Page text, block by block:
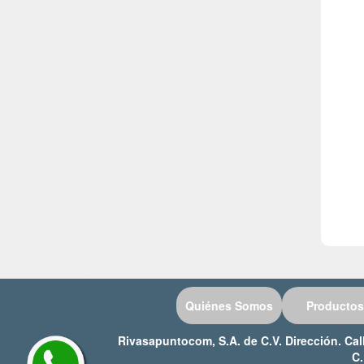
CROMATOGRAFO DE GASES
DENSITOMETROS
DESECADORES
Quiénes Somos Productos
Rivasapuntocom, S.A. de C.V. Dirección.